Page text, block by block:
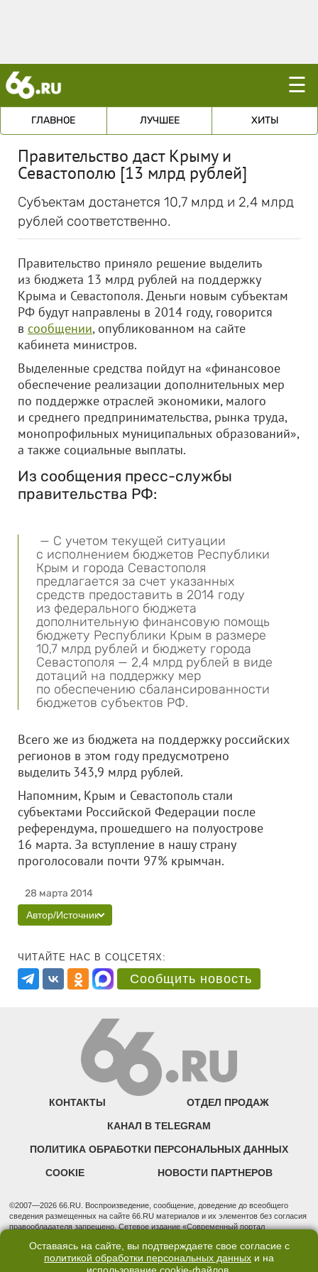
☰
ГЛАВНОЕ ЛУЧШЕЕ ХИТЫ
Правительство даст Крыму и
Севастополю [13 млрд рублей]
Субъектам достанется 10,7 млрд и 2,4 млрд
рублей соответственно.
Правительство приняло решение выделить
из бюджета 13 млрд рублей на поддержку
Крыма и Севастополя. Деньги новым субъектам
РФ будут направлены в 2014 году, говорится
в сообщении, опубликованном на сайте
кабинета министров.
Выделенные средства пойдут на «финансовое
обеспечение реализации дополнительных мер
по поддержке отраслей экономики, малого
и среднего предпринимательства, рынка труда,
монопрофильных муниципальных образований»,
а также социальные выплаты.
Из сообщения пресс-службы
правительства РФ:
— С учетом текущей ситуации
с исполнением бюджетов Республики
Крым и города Севастополя
предлагается за счет указанных
средств предоставить в 2014 году
из федерального бюджета
дополнительную финансовую помощь
бюджету Республики Крым в размере
10,7 млрд рублей и бюджету города
Севастополя — 2,4 млрд рублей в виде
дотаций на поддержку мер
по обеспечению сбалансированности
бюджетов субъектов РФ.
Всего же из бюджета на поддержку российских
регионов в этом году предусмотрено
выделить 343,9 млрд рублей.
Напомним, Крым и Севастополь стали
субъектами Российской Федерации после
референдума, прошедшего на полуострове
16 марта. За вступление в нашу страну
проголосовали почти 97% крымчан.
28 марта 2014
Автор/Источник
ЧИТАЙТЕ НАС В СОЦСЕТЯХ:
Сообщить новость
КОНТАКТЫ ОТДЕЛ ПРОДАЖ
КАНАЛ В TELEGRAM
ПОЛИТИКА ОБРАБОТКИ ПЕРСОНАЛЬНЫХ ДАННЫХ
COOKIE НОВОСТИ ПАРТНЕРОВ
©2007—2026 66.RU. Воспроизведение, сообщение, доведение до всеобщего
сведения размещенных на сайте 66.RU материалов и их элементов без согласия
правообладателя запрещено. Сетевое издание «Современный портал
надзору в сфере связи, информационных технологий и массовых коммуникаций
(Роскомнадзор). Регистрационный номер ЭЛ № ФС 77 - 76634 от 02.09.2019
Учредитель: Общество с ограниченной ответственностью "66.ру". Юридический
Оставаясь на сайте, вы подтверждаете свое согласие с
политикой обработки персональных данных и на